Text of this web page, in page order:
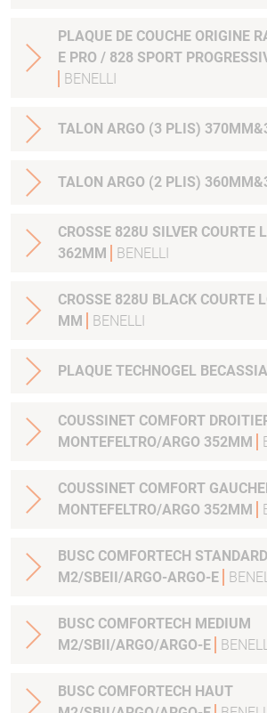
PLAQUE DE COUCHE ORIGINE
E PRO / 828 SPORT
BENELLI
TALON ARGO (3 PLIS)
TALON ARGO (2 PLIS)
CROSSE 828U SILVER COURTE LONGUEUR
362MM
BENELLI
CROSSE 828U BLACK COURTE
MM
BENELLI
PLAQUE TECHNOGEL BECASSIA
COUSSINET COMFORT
MONTEFELTRO/ARGO 352MM
COUSSINET COMFORT
MONTEFELTRO/ARGO 352MM
BUSC COMFORTECH STANDARD
M2/SBEII/ARGO-ARGO-E
BUSC COMFORTECH MEDIUM
M2/SBII/ARGO/ARGO-E
BUSC COMFORTECH HAUT